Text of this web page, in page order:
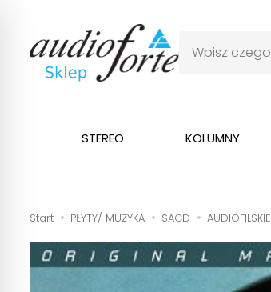
STEREO KOLUMNY
Start PŁYTY/ MUZYKA SACD AUDIOFILSKIE